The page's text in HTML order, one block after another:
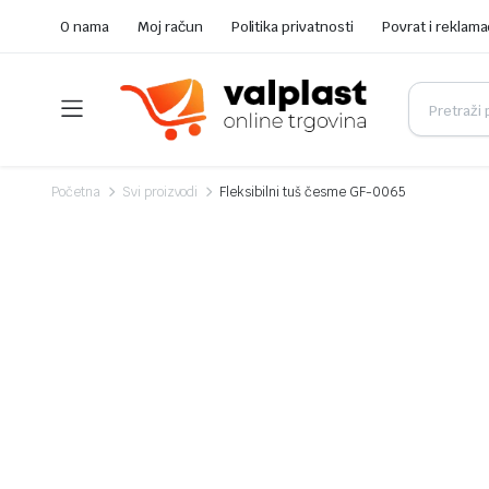
O nama Moj račun Politika privatnosti Povrat i
Početna Svi proizvodi Fleksibilni tuš česme GF-0065